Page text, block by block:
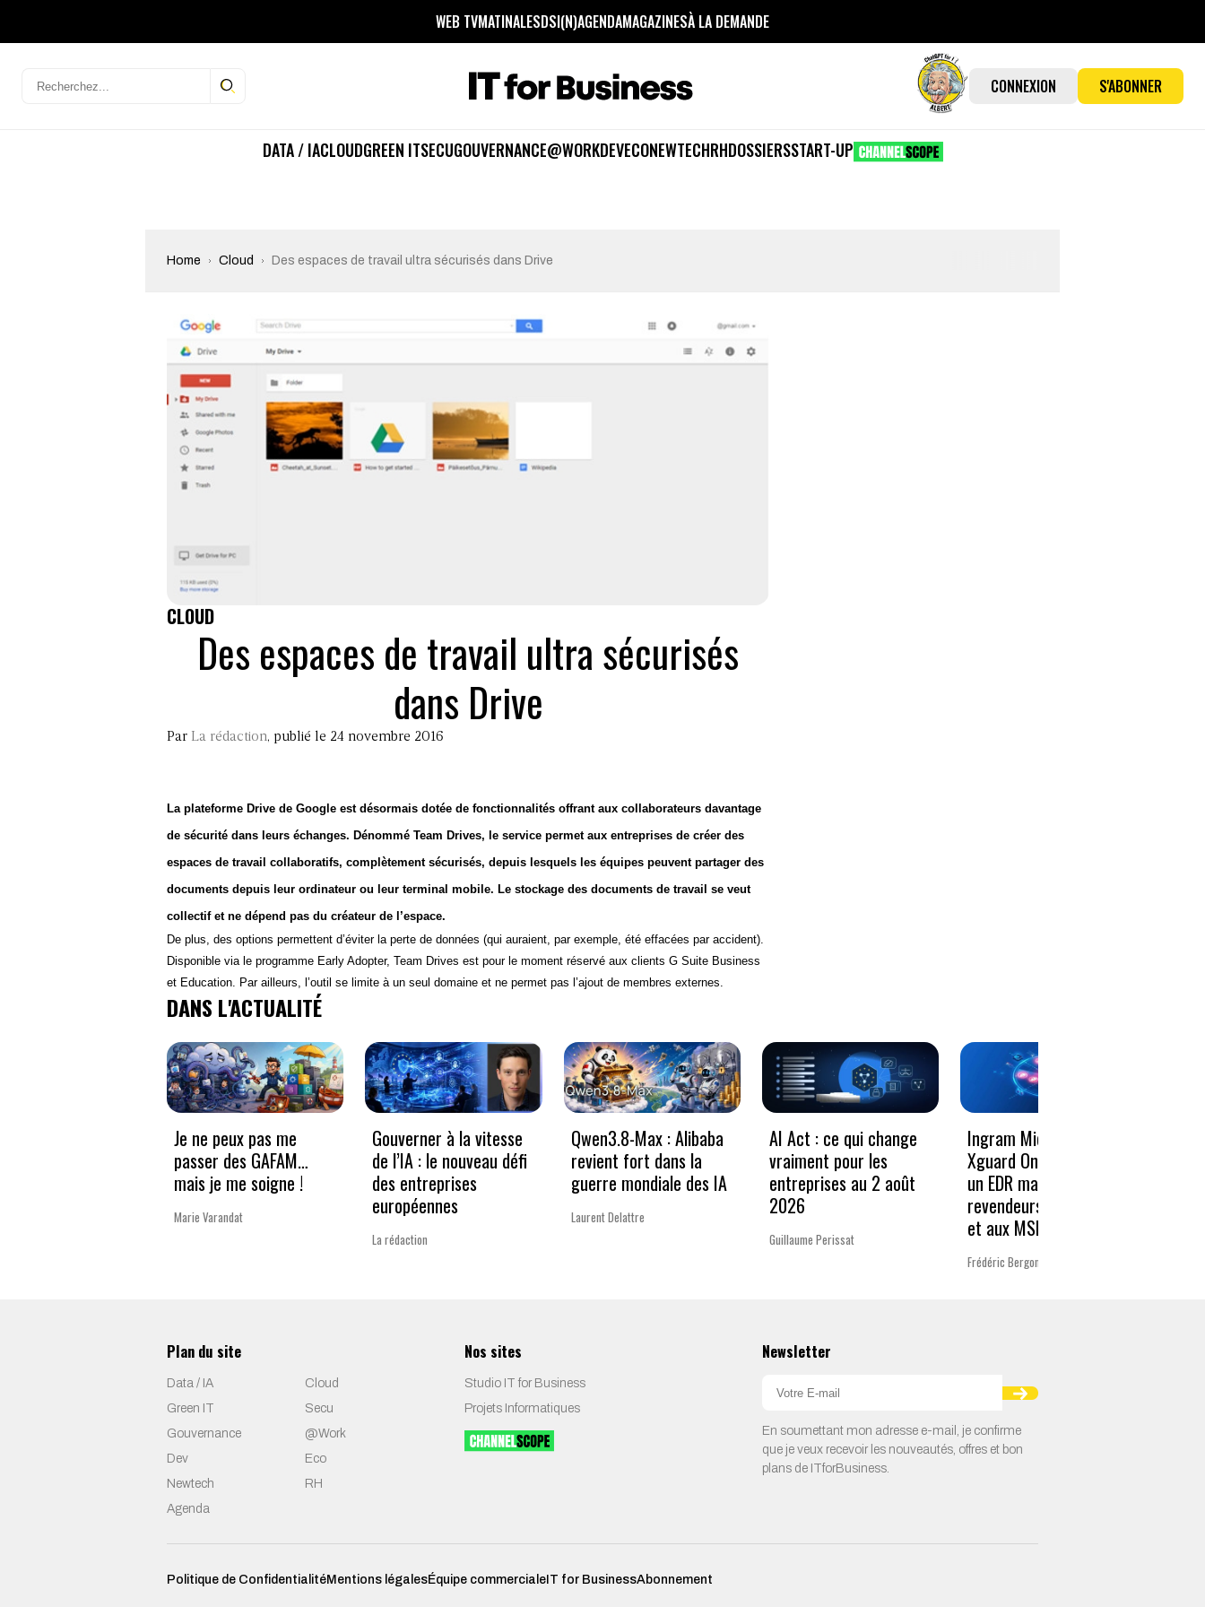
WEB TVMATINALESDSI(N)AGENDAMAGAZINESÀ LA DEMANDE
CONNEXION S'ABONNER
DATA / IACLOUDGREEN ITSECUGOUVERNANCE@WORKDEVECONEWTECHRHDOSSIERSSTART-UP
Home Cloud Des espaces de travail ultra sécurisés dans Drive
CLOUD
Des espaces de travail ultra sécurisés
dans Drive
Par La rédaction, publié le 24 novembre 2016
La plateforme Drive de Google est désormais dotée de fonctionnalités offrant aux collaborateurs davantage
de sécurité dans leurs échanges. Dénommé Team Drives, le service permet aux entreprises de créer des
espaces de travail collaboratifs, complètement sécurisés, depuis lesquels les équipes peuvent partager des
documents depuis leur ordinateur ou leur terminal mobile. Le stockage des documents de travail se veut
collectif et ne dépend pas du créateur de l’espace.
De plus, des options permettent d’éviter la perte de données (qui auraient, par exemple, été effacées par accident).
Disponible via le programme Early Adopter, Team Drives est pour le moment réservé aux clients G Suite Business
et Education. Par ailleurs, l’outil se limite à un seul domaine et ne permet pas l’ajout de membres externes.
DANS L'ACTUALITÉ
Je ne peux pas me
passer des GAFAM…
mais je me soigne !
Marie Varandat
Gouverner à la vitesse
de l’IA : le nouveau défi
des entreprises
européennes
La rédaction
Qwen3.8-Max : Alibaba
revient fort dans la
guerre mondiale des IA
Laurent Delattre
AI Act : ce qui change
vraiment pour les
entreprises au 2 août
2026
Guillaume Perissat
Ingram Micro et
Xguard One proposent
un EDR managé aux
revendeurs Microsoft
et aux MSP
Frédéric Bergonzoli
Plan du site
Data / IA
Cloud
Green IT
Secu
Gouvernance
@Work
Dev
Eco
Newtech
RH
Agenda
Nos sites
Studio IT for Business
Projets Informatiques
Newsletter
En soumettant mon adresse e-mail, je confirme
que je veux recevoir les nouveautés, offres et bon
plans de ITforBusiness.
Politique de ConfidentialitéMentions légalesÉquipe commerciale IT for BusinessAbonnement